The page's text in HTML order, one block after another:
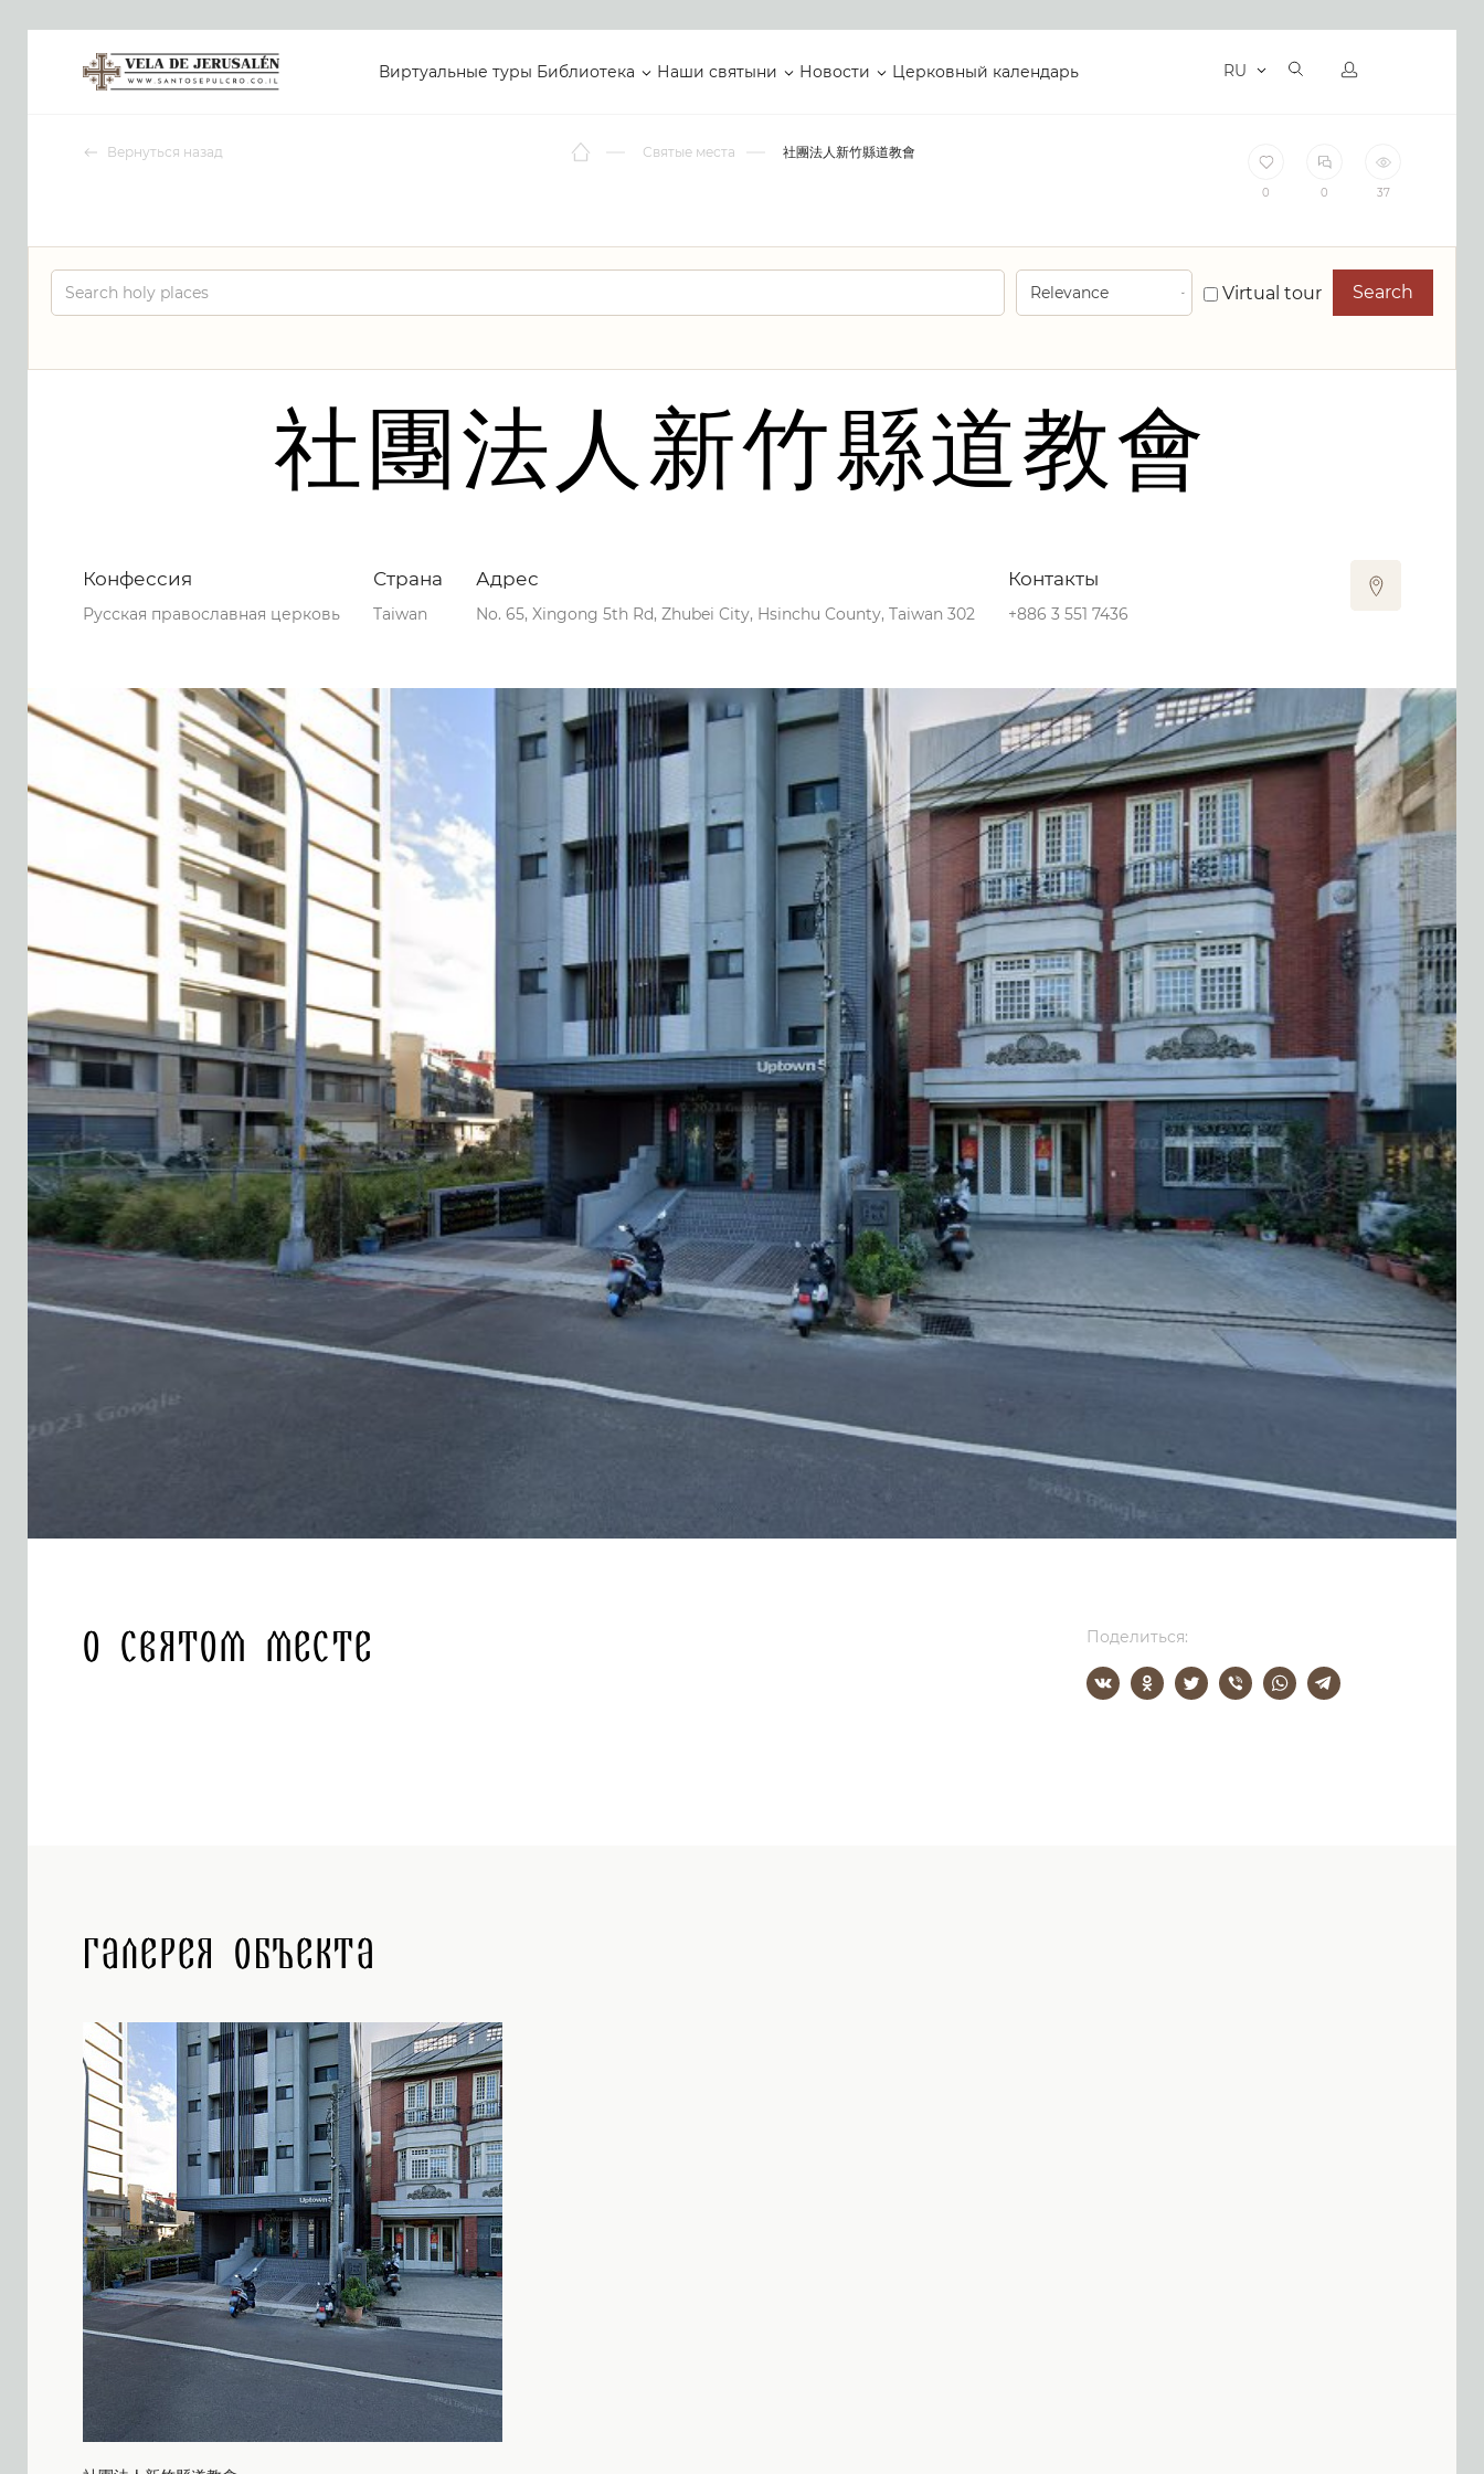
Виртуальные туры Библиотека Наши святыни Новости Церковный календарь RU
Вернуться назад Святые места 社團法人新竹縣道教會
0 0 37
Virtual tour Search
社團法人新竹縣道教會
Конфессия
Русская православная церковь
Страна
Taiwan
Адрес
No. 65, Xingong 5th Rd, Zhubei City, Hsinchu County, Taiwan 302
Контакты
+886 3 551 7436
0 0 37
О святом месте Поделиться:
Галерея объекта